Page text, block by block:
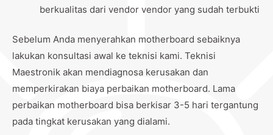
berkualitas dari vendor vendor yang sudah terbukti
Sebelum Anda menyerahkan motherboard sebaiknya
lakukan konsultasi awal ke teknisi kami. Teknisi
Maestronik akan mendiagnosa kerusakan dan
memperkirakan biaya perbaikan motherboard. Lama
perbaikan motherboard bisa berkisar 3-5 hari tergantung
pada tingkat kerusakan yang dialami.